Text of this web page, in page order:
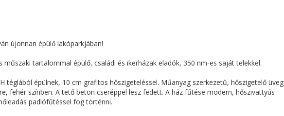
újonnan épülő lakóparkjában!
tartalommal épülő, családi és ikerházak eladók, 350 nm-es saját telekkel.
téglából épülnek, 10 cm grafitos hőszigeteléssel. Műanyag szerkezetű, hőszigetelő
fehér színben. A tető beton cseréppel lesz fedett. A ház fűtése modern, hőszivattyús
padlófűtéssel fog történni.